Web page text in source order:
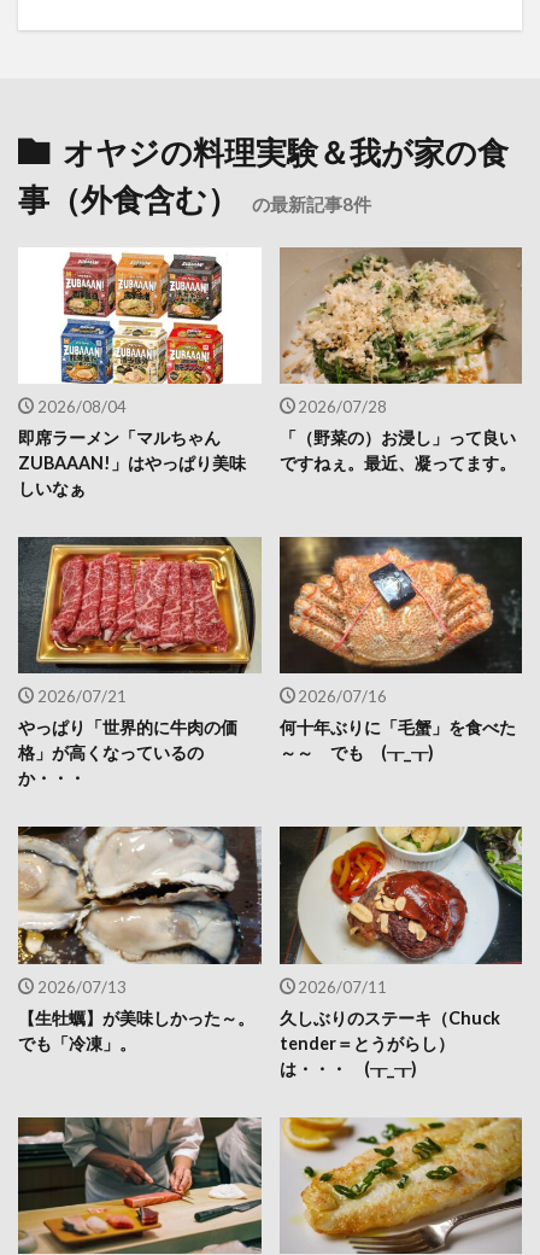
オヤジの料理実験＆我が家の食
事（外食含む）
の最新記事8件
2026/08/04
即席ラーメン「マルちゃん
ZUBAAAN!」はやっぱり美味
しいなぁ
2026/07/28
「（野菜の）お浸し」って良い
ですねぇ。最近、凝ってます。
2026/07/21
やっぱり「世界的に牛肉の価
格」が高くなっているの
か・・・
2026/07/16
何十年ぶりに「毛蟹」を食べた
～～ でも (┰_┰)
2026/07/13
【生牡蠣】が美味しかった～。
でも「冷凍」。
2026/07/11
久しぶりのステーキ（Chuck
tender＝とうがらし）
は・・・ (┰_┰)